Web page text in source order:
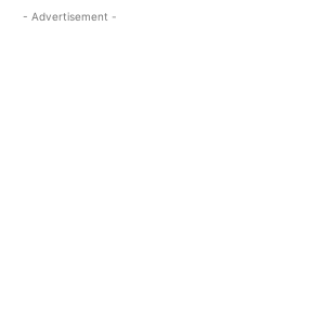
- Advertisement -